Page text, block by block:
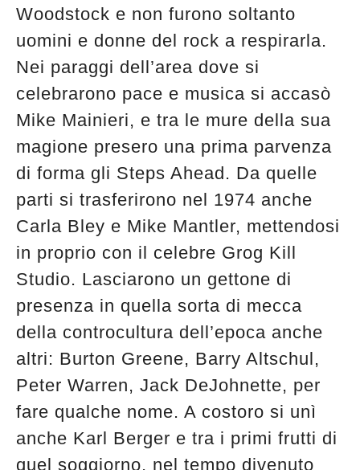
Woodstock e non furono soltanto
uomini e donne del rock a respirarla.
Nei paraggi dell’area dove si
celebrarono pace e musica si accasò
Mike Mainieri, e tra le mure della sua
magione presero una prima parvenza
di forma gli Steps Ahead. Da quelle
parti si trasferirono nel 1974 anche
Carla Bley e Mike Mantler, mettendosi
in proprio con il celebre Grog Kill
Studio. Lasciarono un gettone di
presenza in quella sorta di mecca
della controcultura dell’epoca anche
altri: Burton Greene, Barry Altschul,
Peter Warren, Jack DeJohnette, per
fare qualche nome. A costoro si unì
anche Karl Berger e tra i primi frutti di
quel soggiorno, nel tempo divenuto